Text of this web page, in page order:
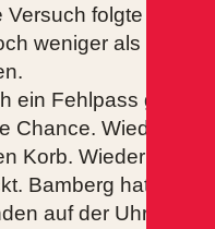
folgte –
weniger als 20
ein Fehlpass gab
Chance. Wieder
Korb. Wieder
Bamberg hatte
auf der Uhr.